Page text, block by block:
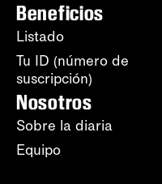
Beneficios
Listado
Tu ID (número de
suscripción)
Nosotros
Sobre la diaria
Equipo